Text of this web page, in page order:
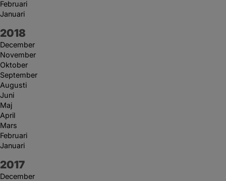
Februari
Januari
År:
2018
December
November
Oktober
September
Augusti
Juni
Maj
April
Mars
Februari
Januari
År:
2017
December